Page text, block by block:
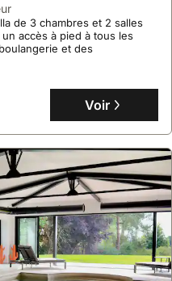
de 3 chambres et 2 salles
accès à pied à tous les
et des
40m² avec barbecue et d'un
jusqu'à 6 personnes, incluant
équipements familiaux sur
Voir